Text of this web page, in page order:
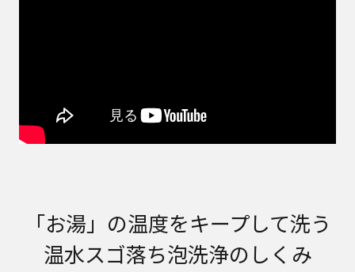
「お湯」の温度をキープして洗う
温水スゴ落ち泡洗浄のしくみ